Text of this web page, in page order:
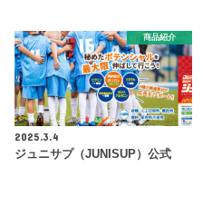
商品紹介
2025.3.4
ジュニサプ（JUNISUP）公式